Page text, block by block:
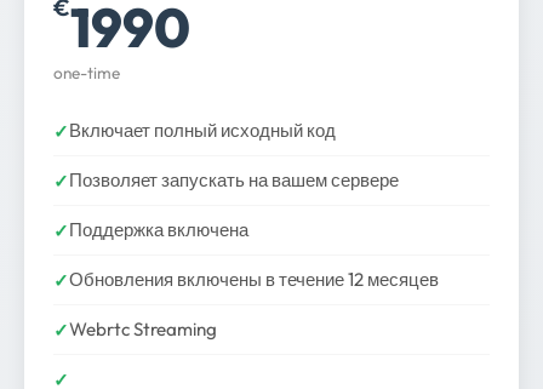
€1990
one-time
Включает полный исходный код
Позволяет запускать на вашем сервере
Поддержка включена
Обновления включены в течение 12 месяцев
Webrtc Streaming